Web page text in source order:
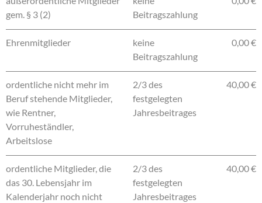
gem. § 3 (2)
Beitragszahlung
Ehrenmitglieder
keine
Beitragszahlung
0,00 €
ordentliche nicht mehr im
Beruf stehende Mitglieder,
wie Rentner,
Vorruheständler,
Arbeitslose
2/3 des
festgelegten
Jahresbeitrages
40,00 €
ordentliche Mitglieder, die
das 30. Lebensjahr im
Kalenderjahr noch nicht
2/3 des
festgelegten
Jahresbeitrages
40,00 €